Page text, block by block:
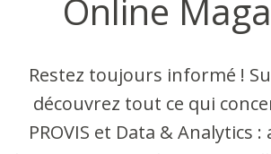
Online
Restez toujours informé !
découvrez tout ce qui
PROVIS et Data & Analytics